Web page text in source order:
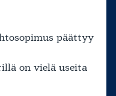
päättyy
on vielä useita